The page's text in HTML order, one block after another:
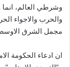
وشرطي العالم،
والحرب والاجواء
مجمل الشرق الاوسط
ان ادعاء الحكومة